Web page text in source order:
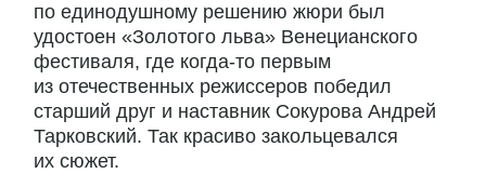
по единодушному решению жюри был
удостоен «Золотого льва» Венецианского
фестиваля, где когда-то первым
из отечественных режиссеров победил
старший друг и наставник Сокурова Андрей
Тарковский. Так красиво закольцевался
их сюжет.